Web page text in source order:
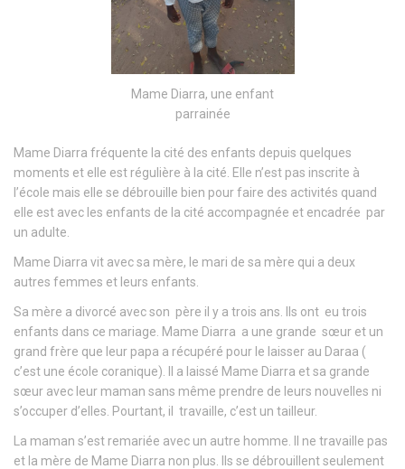
Mame Diarra, une enfant
parrainée
Mame Diarra fréquente la cité des enfants depuis quelques
moments et elle est régulière à la cité. Elle n’est pas inscrite à
l’école mais elle se débrouille bien pour faire des activités quand
elle est avec les enfants de la cité accompagnée et encadrée par
un adulte.
Mame Diarra vit avec sa mère, le mari de sa mère qui a deux
autres femmes et leurs enfants.
Sa mère a divorcé avec son père il y a trois ans. Ils ont eu trois
enfants dans ce mariage. Mame Diarra a une grande sœur et un
grand frère que leur papa a récupéré pour le laisser au Daraa (
c’est une école coranique). Il a laissé Mame Diarra et sa grande
sœur avec leur maman sans même prendre de leurs nouvelles ni
s’occuper d’elles. Pourtant, il travaille, c’est un tailleur.
La maman s’est remariée avec un autre homme. Il ne travaille pas
et la mère de Mame Diarra non plus. Ils se débrouillent seulement